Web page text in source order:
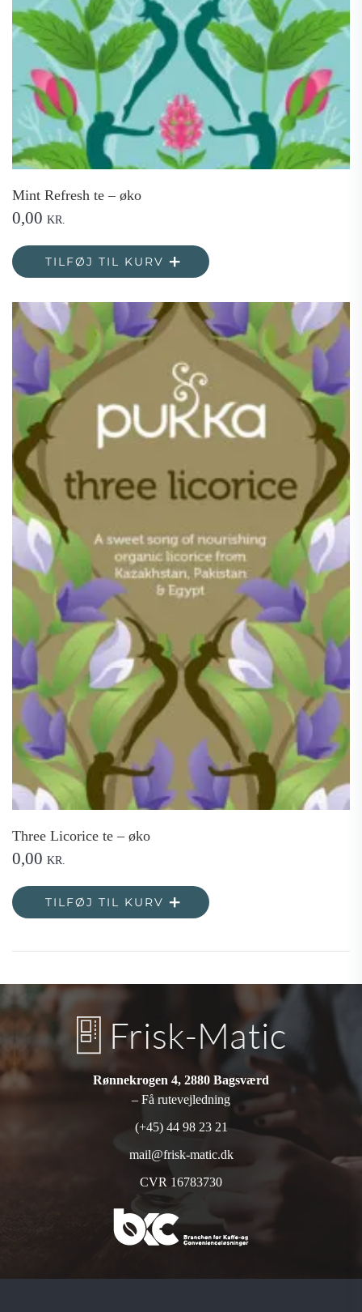
Mint Refresh te – øko
0,00 KR.
TILFØJ TIL KURV
Three Licorice te – øko
0,00 KR.
TILFØJ TIL KURV
Rønnekrogen 4, 2880 Bagsværd
– Få rutevejledning
(+45) 44 98 23 21
mail@frisk-matic.dk
CVR 16783730